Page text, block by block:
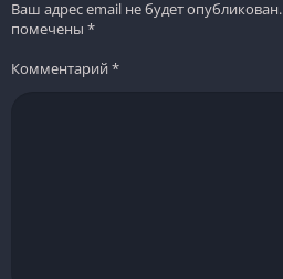
Ваш адрес email не будет опубликован.
помечены *
Комментарий*